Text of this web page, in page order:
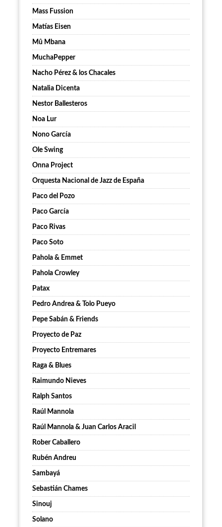
Mass Fussion
Matías Eisen
Mû Mbana
MuchaPepper
Nacho Pérez & los Chacales
Natalia Dicenta
Nestor Ballesteros
Noa Lur
Nono García
Ole Swing
Onna Project
Orquesta Nacional de Jazz de España
Paco del Pozo
Paco García
Paco Rivas
Paco Soto
Pahola & Emmet
Pahola Crowley
Patax
Pedro Andrea & Tolo Pueyo
Pepe Sabán & Friends
Proyecto de Paz
Proyecto Entremares
Raga & Blues
Raimundo Nieves
Ralph Santos
Raúl Mannola
Raúl Mannola & Juan Carlos Aracil
Rober Caballero
Rubén Andreu
Sambayá
Sebastián Chames
Sinouj
Solano